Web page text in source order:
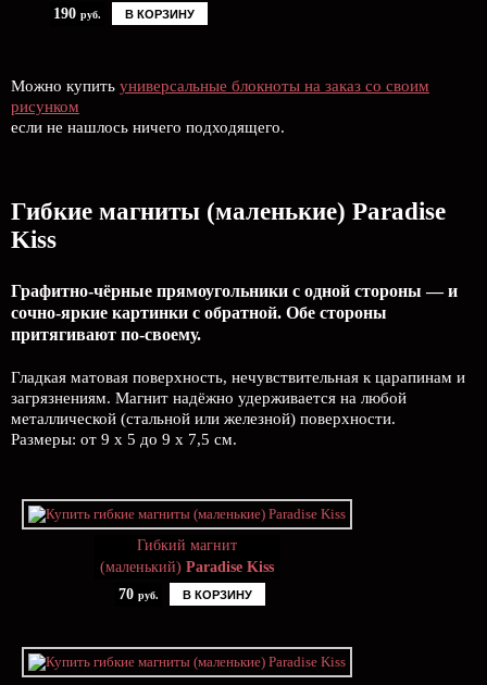
190 руб. В КОРЗИНУ
Можно купить универсальные блокноты на заказ со своим
рисунком
если не нашлось ничего подходящего.
Гибкие магниты (маленькие) Paradise
Kiss
Графитно-чёрные прямоугольники с одной стороны — и
сочно-яркие картинки с обратной. Обе стороны
притягивают по-своему.
Гладкая матовая поверхность, нечувствительная к царапинам и
загрязнениям. Магнит надёжно удерживается на любой
металлической (стальной или железной) поверхности.
Размеры: от 9 х 5 до 9 х 7,5 см.
Гибкий магнит
(маленький) Paradise Kiss
70 руб. В КОРЗИНУ